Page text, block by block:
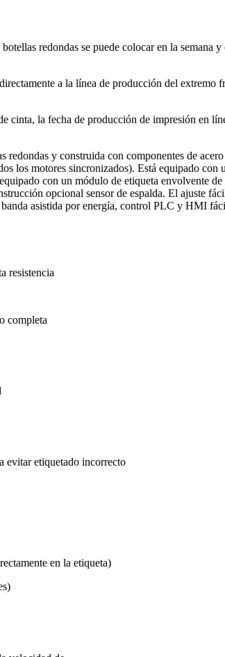
redondas se puede colocar en la semana
a la línea de producción del
la fecha de producción de impresión en
redondas y construida con componentes de
los motores sincronizados). Está equipado
con un módulo de etiqueta envolvente
opcional sensor de espalda. El ajuste
asistida por energía, control PLC y HMI
resistencia
completa
evitar etiquetado incorrecto
en la etiqueta)